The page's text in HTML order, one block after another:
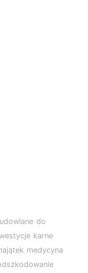
do
karne
medycyna